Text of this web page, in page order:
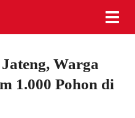
Warga
1.000 Pohon di